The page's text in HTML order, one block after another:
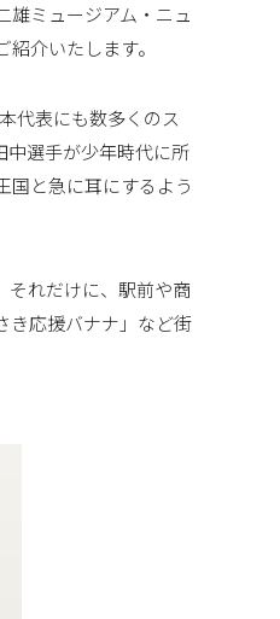
ミュージアム・ニュ
介いたします。
代表にも数多くのス
中選手が少年時代に所
国と急に耳にするよう
それだけに、駅前や商
き応援バナナ」など街